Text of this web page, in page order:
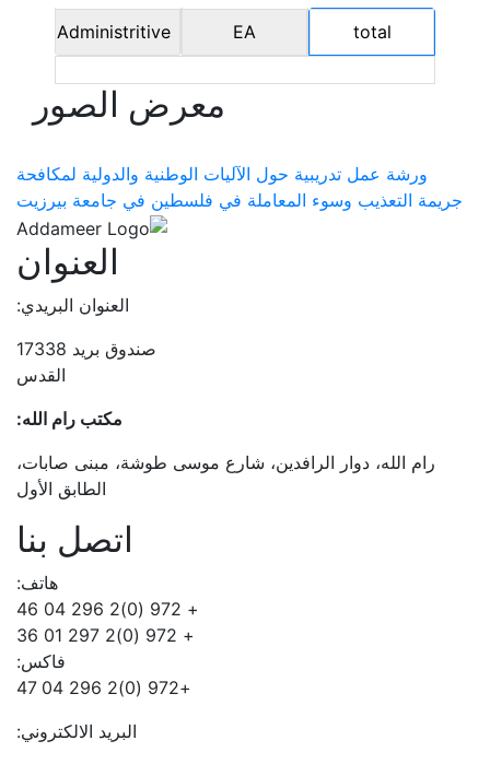
total
EA
Administritive
معرض الصور
ورشة عمل تدريبية حول الآليات الوطنية والدولية لمكافحة
جريمة التعذيب وسوء المعاملة في فلسطين في جامعة بيرزيت
العنوان
العنوان البريدي:
صندوق بريد 17338
القدس
مكتب رام الله:
رام الله، دوار الرافدين، شارع موسى طوشة، مبنى صابات،
الطابق الأول
اتصل بنا
هاتف:
+ 972 (0)2 296 04 46
+ 972 (0)2 297 01 36
فاكس:
+972 (0)2 296 04 47
البريد الالكتروني: